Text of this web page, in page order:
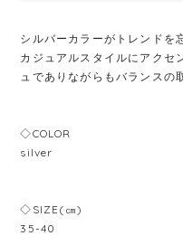
シルバーカラーがトレンドを
カジュアルスタイルにアクセ
ュでありながらもバランスの
◇COLOR
silver
◇SIZE(㎝)
35-40